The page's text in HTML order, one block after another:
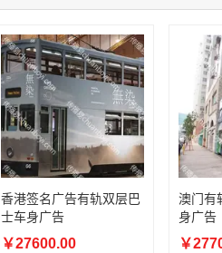
香港签名广告有轨双层巴
士车身广告
￥27600.00
澳门有
身广告
￥